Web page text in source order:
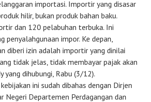
importasi. Importir yang disasar
hilir, bukan produk bahan baku.
dan 120 pelabuhan terbuka. Ini
penyalahgunaan impor. Ke depan,
diberi izin adalah importir yang dinilai
tidak jelas, tidak membayar pajak akan
yang dihubungi, Rabu (3/12).
ini sudah dibahas dengan Dirjen
Negeri Departemen Perdagangan dan